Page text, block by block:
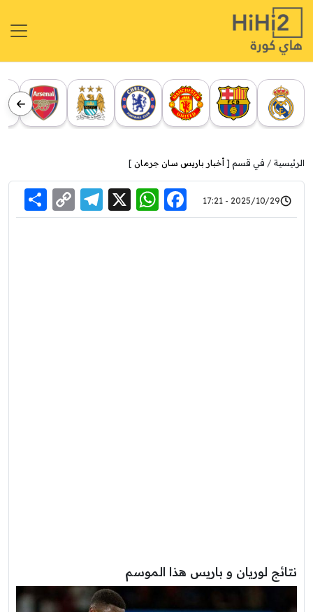
الرئيسية في قسم [ أخبار باريس سان جرمان ]
2025/10/29 - 17:21
Facebook
WhatsApp
X
Link
نتائج لوريان و باريس هذا الموسم